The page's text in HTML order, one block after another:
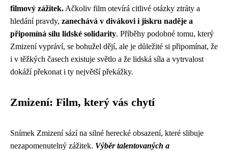
filmový zážitek. Ačkoliv film otevírá citlivé otázky ztráty a
hledání pravdy, zanechává v divákovi i jiskru naděje a
připomíná sílu lidské solidarity. Příběhy podobné tomu, který
Zmizení vypráví, se bohužel dějí, ale je důležité si připomínat, že
i v těžkých časech existuje světlo a že lidská síla a vytrvalost
dokáží překonat i ty největší překážky.
Zmizení: Film, který vás chytí
Snímek Zmizení sází na silné herecké obsazení, které slibuje
nezapomenutelný zážitek. Výběr talentovaných a